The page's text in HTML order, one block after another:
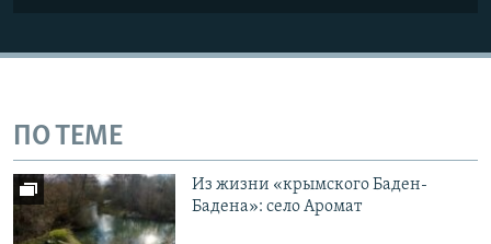
ПО ТЕМЕ
Из жизни «крымского Баден-
Бадена»: село Аромат